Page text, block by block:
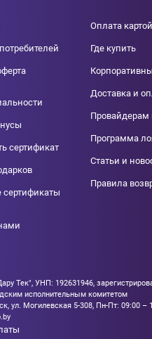
сертификат
Оплата картой
Где купить
Доставка и
Провайдерам
Программа
Статьи и
Правила
Тек", УНП: 192631946,
исполнительным комитетом
ул. Могилевская 5-308, Пн-Пт: 09:00 –